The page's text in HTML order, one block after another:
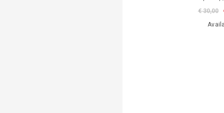
€ 30,00